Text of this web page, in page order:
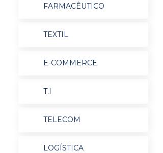
FARMACÊUTICO
TEXTIL
E-COMMERCE
T.I
TELECOM
LOGÍSTICA